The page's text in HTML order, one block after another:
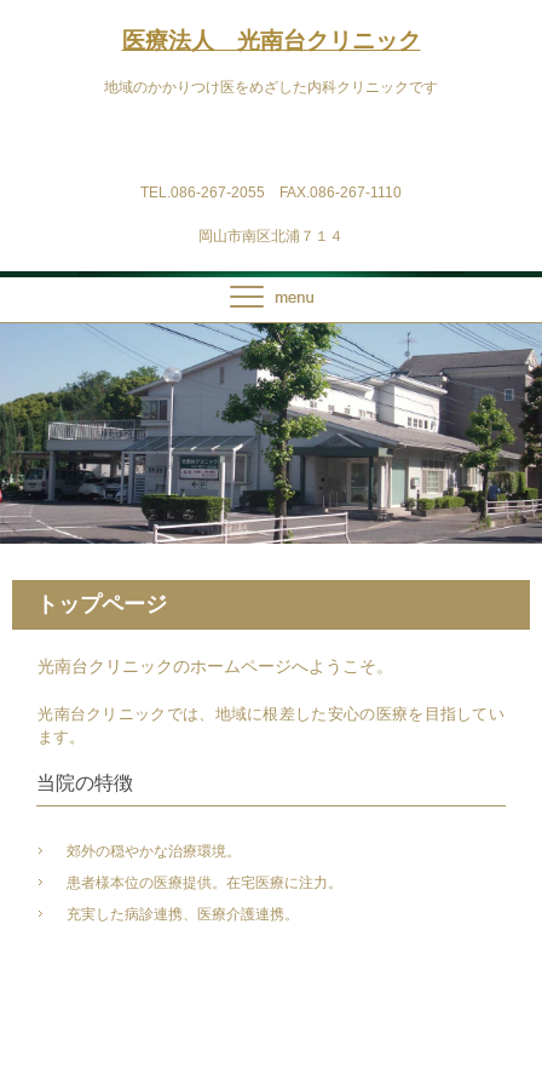
医療法人 光南台クリニック
地域のかかりつけ医をめざした内科クリニックです
TEL.086-267-2055 FAX.086-267-1110
岡山市南区北浦７１４
トップページ
光南台クリニックのホームページへようこそ。
光南台クリニックでは、地域に根差した安心の医療を目指してい
ます。
当院の特徴
郊外の穏やかな治療環境。
患者様本位の医療提供。在宅医療に注力。
充実した病診連携、医療介護連携。